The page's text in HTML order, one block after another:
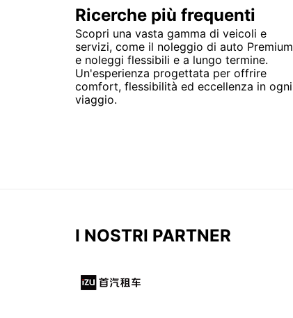
Ricerche più frequenti
Scopri una vasta gamma di veicoli e
servizi, come il noleggio di auto Premium
e noleggi flessibili e a lungo termine.
Un'esperienza progettata per offrire
comfort, flessibilità ed eccellenza in ogni
viaggio.
I NOSTRI PARTNER